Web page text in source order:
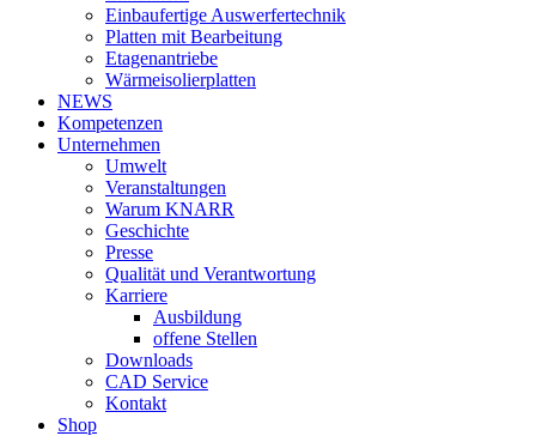
Einbaufertige Auswerfertechnik
Platten mit Bearbeitung
Etagenantriebe
Wärmeisolierplatten
NEWS
Kompetenzen
Unternehmen
Umwelt
Veranstaltungen
Warum KNARR
Geschichte
Presse
Qualität und Verantwortung
Karriere
Ausbildung
offene Stellen
Downloads
CAD Service
Kontakt
Shop